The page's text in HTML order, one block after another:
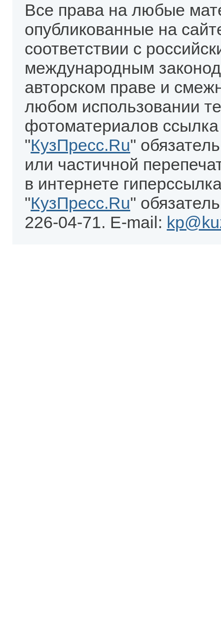
Все права на любые
опубликованные на
соответствии с
международным
авторском праве и
любом использовании
фотоматериалов
"КузПресс.Ru"
или частичной
в интернете
"КузПресс.Ru"
226-04-71. E-mail: